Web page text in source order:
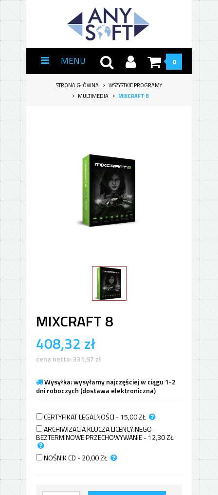
MENU 0
STRONA GŁÓWNA
WSZYSTKIE PROGRAMY
MULTIMEDIA
MIXCRAFT 8
MIXCRAFT 8
408,32 zł
cena netto:331,97 zł
Wysyłka: wysyłamy najczęściej w ciągu 1-2
dni roboczych (dostawa elektroniczna)
CERTYFIKAT LEGALNOŚCI - 15,00ZŁ
ARCHIWIZACJA KLUCZA LICENCYJNEGO –
BEZTERMINOWE PRZECHOWYWANIE - 12,30ZŁ
NOŚNIK CD - 20,00ZŁ